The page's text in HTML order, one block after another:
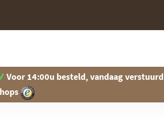
Voor 14:00u besteld, vandaag verstuurd